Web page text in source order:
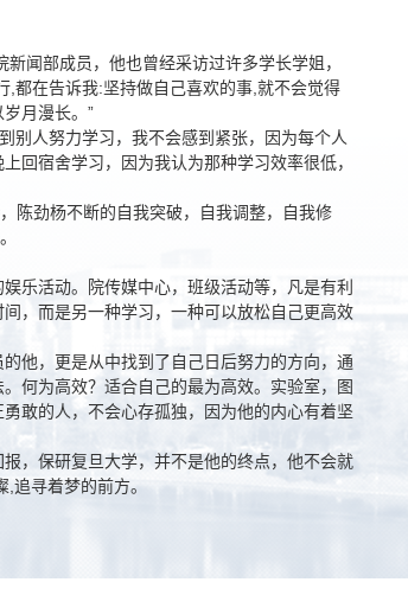
闻部成员，他也曾经采访过许多学长学姐，
,都在告诉我:坚持做自己喜欢的事,就不会觉得
月漫长。”
别人努力学习，我不会感到紧张，因为每个人
回宿舍学习，因为我认为那种学习效率很低，
陈劲杨不断的自我突破，自我调整，自我修
乐活动。院传媒中心，班级活动等，凡是有利
，而是另一种学习，一种可以放松自己更高效
他，更是从中找到了自己日后努力的方向，通
何为高效？适合自己的最为高效。实验室，图
敢的人，不会心存孤独，因为他的内心有着坚
，保研复旦大学，并不是他的终点，他不会就
追寻着梦的前方。